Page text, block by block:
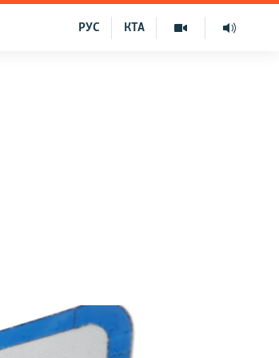
КТА
РУС